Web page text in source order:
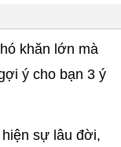
khăn lớn mà
ý cho bạn 3 ý
sự lâu đời,